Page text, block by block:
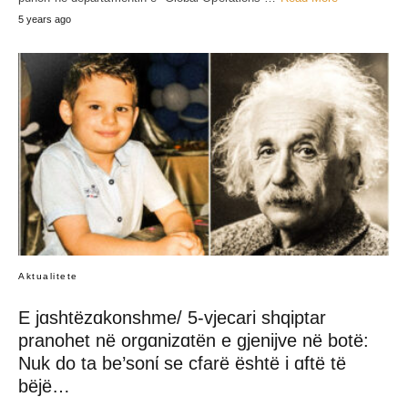
5 years ago
Aktualitete
E jɑshtëzɑkonshme/ 5-vjecari shqiptar
pranohet në orgɑnizɑtën e gjenijve në botë:
Nuk do ta be’sonί se cfarë është i ɑftë të
bëjë…